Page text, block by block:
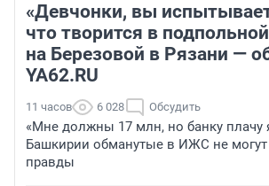
«Девчонки, вы
что творится в
на Березовой в Рязани —
YA62.RU
11 часов 6 028 Обсудить
«Мне должны 17 млн, но банку плачу
Башкирии обманутые в ИЖС не могут
правды